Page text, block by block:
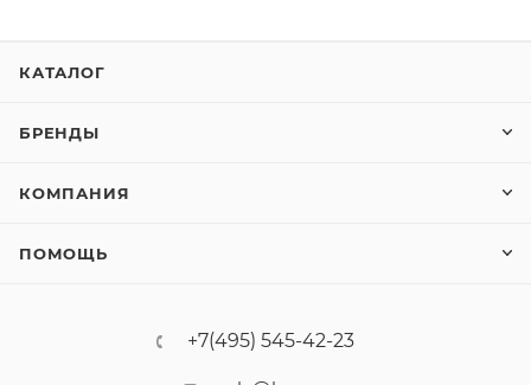
КАТАЛОГ
БРЕНДЫ
КОМПАНИЯ
ПОМОЩЬ
+7(495) 545-42-23